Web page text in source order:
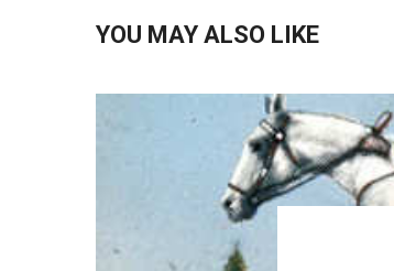
YOU MAY ALSO LIKE